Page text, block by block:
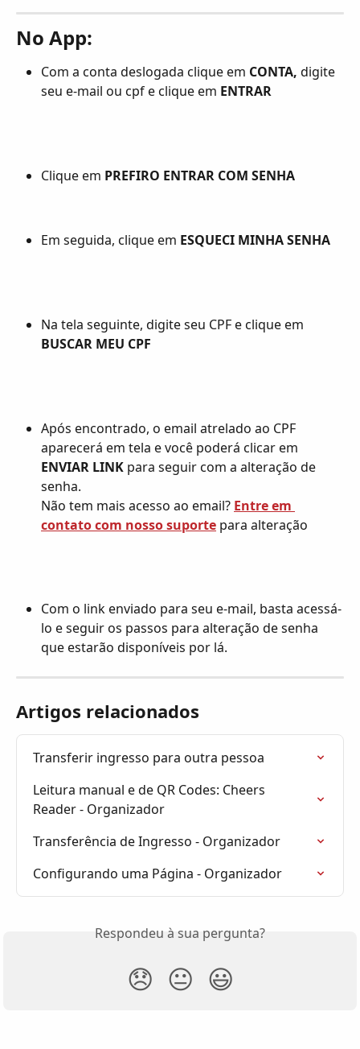
No App:
Com a conta deslogada clique em CONTA, digite
seu e-mail ou cpf e clique em ENTRAR
Clique em PREFIRO ENTRAR COM SENHA
Em seguida, clique em ESQUECI MINHA SENHA
Na tela seguinte, digite seu CPF e clique em
BUSCAR MEU CPF
Após encontrado, o email atrelado ao CPF
aparecerá em tela e você poderá clicar em
ENVIAR LINK para seguir com a alteração de
senha.
Não tem mais acesso ao email? Entre em
contato com nosso suporte para alteração
Com o link enviado para seu e-mail, basta acessá-
lo e seguir os passos para alteração de senha
que estarão disponíveis por lá.
Artigos relacionados
Transferir ingresso para outra pessoa
Leitura manual e de QR Codes: Cheers
Reader - Organizador
Transferência de Ingresso - Organizador
Configurando uma Página - Organizador
Respondeu à sua pergunta?
😞 😐 😃